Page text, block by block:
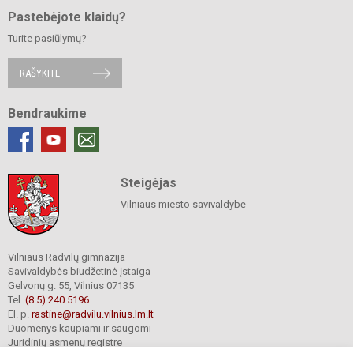
Pastebėjote klaidų?
Turite pasiūlymų?
RAŠYKITE
Bendraukime
Steigėjas
Vilniaus miesto savivaldybė
Vilniaus Radvilų gimnazija
Savivaldybės biudžetinė įstaiga
Gelvonų g. 55, Vilnius 07135
Tel. (8 5) 240 5196
El. p. rastine@radvilu.vilnius.lm.lt
Duomenys kaupiami ir saugomi
Juridinių asmenų registre